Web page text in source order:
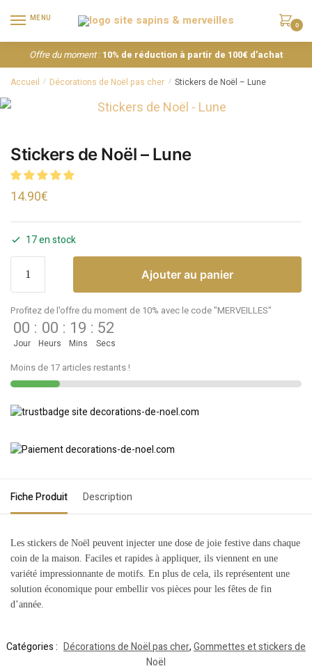
MENU
0
Offre du moment: 10% de réduction à partir de 100€ d’achat
Accueil / Décorations de Noël pas cher / Stickers de Noël – Lune
Stickers de Noël – Lune
14.90€
17 en stock
Ajouter au panier
Profitez de l'offre du moment de 10% avec le code "MERVEILLES"
00
Jour
: 00
Heurs
: 19
Mins
: 52
Secs
Moins de 17 articles restants !
Fiche Produit Description
Les stickers de Noël peuvent injecter une dose de joie festive dans chaque
coin de la maison. Faciles et rapides à appliquer, ils viennent en une
variété impressionnante de motifs. En plus de cela, ils représentent une
solution économique pour embellir vos pièces pour les fêtes de fin
d’année.
Catégories : Décorations de Noël pas cher,Gommettes et stickers de
Noël